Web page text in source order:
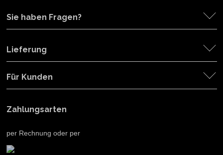
Sie haben Fragen?
Lieferung
Für Kunden
Zahlungsarten
per Rechnung oder per